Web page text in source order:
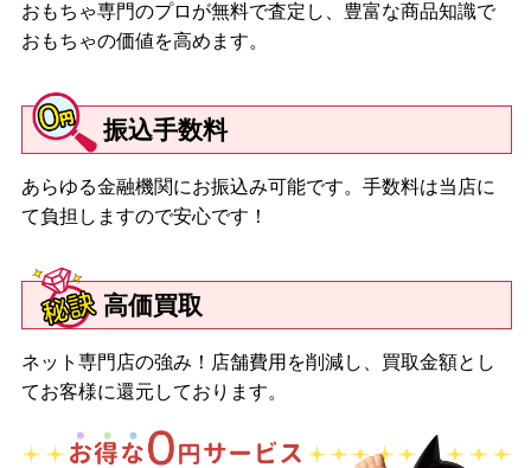
おもちゃ専門のプロが無料で査定し、豊富な商品知識で
おもちゃの価値を高めます。
振込手数料
あらゆる金融機関にお振込み可能です。手数料は当店に
て負担しますので安心です！
高価買取
ネット専門店の強み！店舗費用を削減し、買取金額とし
てお客様に還元しております。